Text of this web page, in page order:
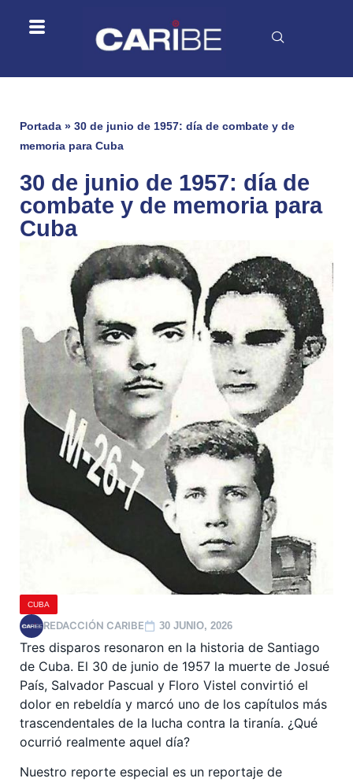
Portada » 30 de junio de 1957: día de combate y de
memoria para Cuba
30 de junio de 1957: día de
combate y de memoria para
Cuba
CUBA
REDACCIÓN CARIBE 30 JUNIO, 2026
Tres disparos resonaron en la historia de Santiago
de Cuba. El 30 de junio de 1957 la muerte de Josué
País, Salvador Pascual y Floro Vistel convirtió el
dolor en rebeldía y marcó uno de los capítulos más
trascendentales de la lucha contra la tiranía. ¿Qué
ocurrió realmente aquel día?
Nuestro reporte especial es un reportaje de